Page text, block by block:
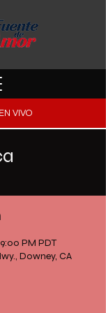
VIVO
PM PDT
Downey, CA